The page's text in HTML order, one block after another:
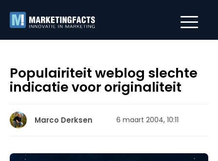
Populairiteit weblog slechte
indicatie voor originaliteit
Marco Derksen 6 maart 2004, 10:11